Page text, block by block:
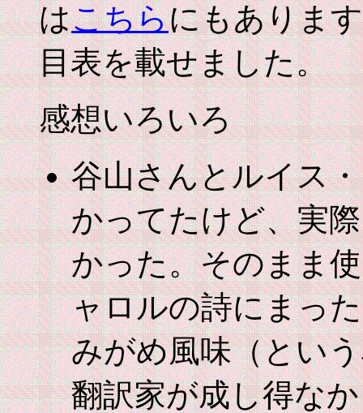
はこちらにもありま
目表を載せました。
感想いろいろ
谷山さんとルイス
かってたけど、実
かった。そのまま
ャロルの詩にまっ
みがめ風味（とい
翻訳家が成し得な